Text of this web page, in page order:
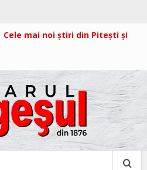
Cele mai noi știri din Pitești și